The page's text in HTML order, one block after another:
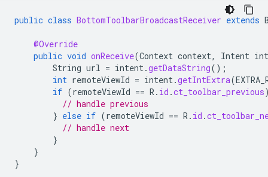
public class BottomToolbarBroadcastReceiver extends
@Override
public void onReceive(Context context, Intent
String url = intent .getDataString();
int remoteViewId = intent .getIntExtra(
if (remoteViewId == R . id .ct_toolbar_previous
// handle previous
} else if (remoteViewId == R . id .
// handle next
}
}
}